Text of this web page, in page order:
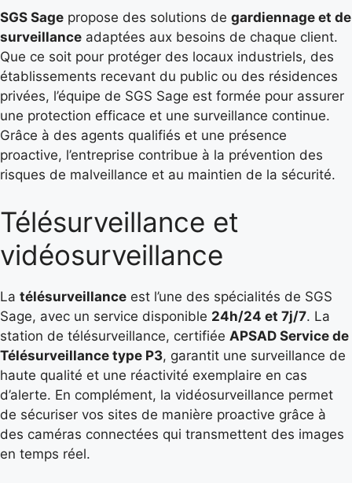
SGS Sage propose des solutions de gardiennage et de
surveillance adaptées aux besoins de chaque client.
Que ce soit pour protéger des locaux industriels, des
établissements recevant du public ou des résidences
privées, l’équipe de SGS Sage est formée pour assurer
une protection efficace et une surveillance continue.
Grâce à des agents qualifiés et une présence
proactive, l’entreprise contribue à la prévention des
risques de malveillance et au maintien de la sécurité.
Télésurveillance et
vidéosurveillance
La télésurveillance est l’une des spécialités de SGS
Sage, avec un service disponible 24h/24 et 7j/7. La
station de télésurveillance, certifiée APSAD Service de
Télésurveillance type P3, garantit une surveillance de
haute qualité et une réactivité exemplaire en cas
d’alerte. En complément, la vidéosurveillance permet
de sécuriser vos sites de manière proactive grâce à
des caméras connectées qui transmettent des images
en temps réel.